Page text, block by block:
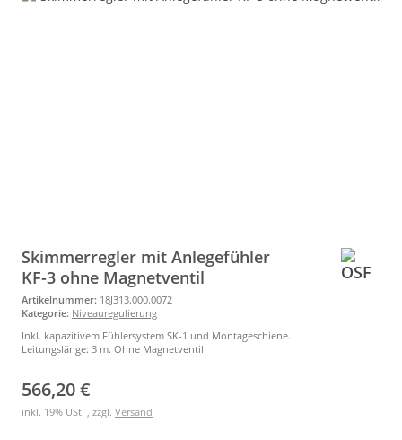
Skimmerregler mit Anlegefühler
KF-3 ohne Magnetventil
Artikelnummer: 18J313.000.0072
Kategorie: Niveauregulierung
Inkl. kapazitivem Fühlersystem SK-1 und Montageschiene.
Leitungslänge: 3 m. Ohne Magnetventil
566,20 €
inkl. 19% USt. , zzgl. Versand